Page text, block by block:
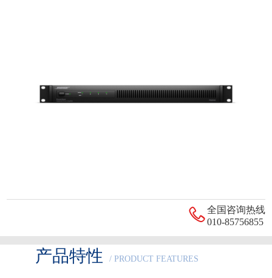
全国咨询热线
010-85756855
产品特性 / PRODUCT FEATURES